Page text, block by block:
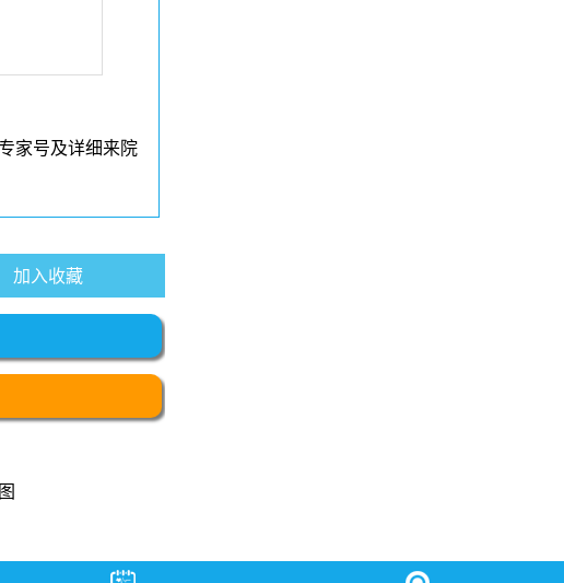
家号及详细来院
加入收藏